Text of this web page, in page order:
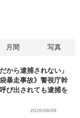
月間 写真
から逮捕されない」
暴走事故》警視庁幹
び出されても逮捕を
2026/08/08